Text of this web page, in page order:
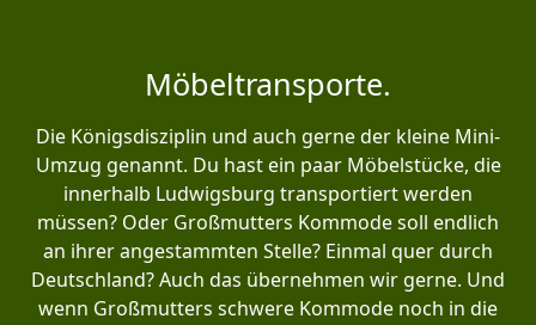
Möbeltransporte.
Die Königsdisziplin und auch gerne der kleine Mini-
Umzug genannt. Du hast ein paar Möbelstücke, die
innerhalb Ludwigsburg transportiert werden
müssen? Oder Großmutters Kommode soll endlich
an ihrer angestammten Stelle? Einmal quer durch
Deutschland? Auch das übernehmen wir gerne. Und
wenn Großmutters schwere Kommode noch in die